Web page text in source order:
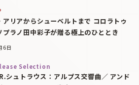
アリアからシューベルトまで コロラトゥ
プラノ田中彩子が贈る極上のひととき
6日
Selection
R.シュトラウス：アルプス交響曲／ アンド